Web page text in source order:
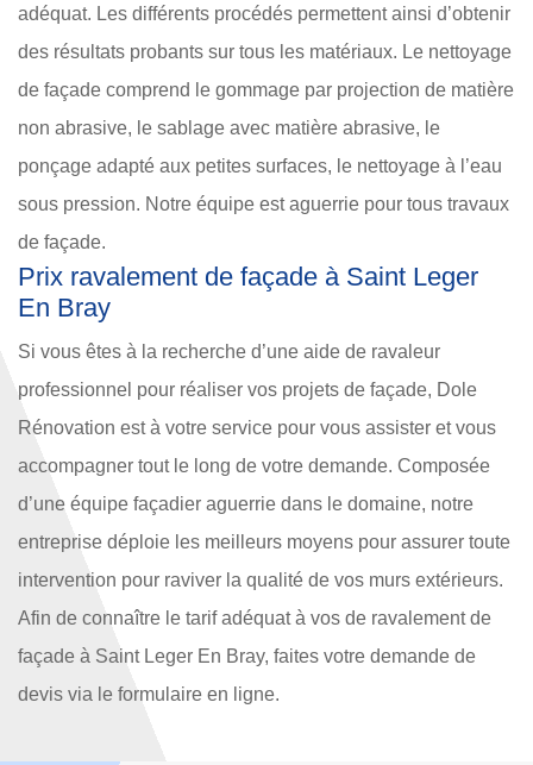
adéquat. Les différents procédés permettent ainsi d’obtenir
des résultats probants sur tous les matériaux. Le nettoyage
de façade comprend le gommage par projection de matière
non abrasive, le sablage avec matière abrasive, le
ponçage adapté aux petites surfaces, le nettoyage à l’eau
sous pression. Notre équipe est aguerrie pour tous travaux
de façade.
Prix ravalement de façade à Saint Leger
En Bray
Si vous êtes à la recherche d’une aide de ravaleur
professionnel pour réaliser vos projets de façade, Dole
Rénovation est à votre service pour vous assister et vous
accompagner tout le long de votre demande. Composée
d’une équipe façadier aguerrie dans le domaine, notre
entreprise déploie les meilleurs moyens pour assurer toute
intervention pour raviver la qualité de vos murs extérieurs.
Afin de connaître le tarif adéquat à vos de ravalement de
façade à Saint Leger En Bray, faites votre demande de
devis via le formulaire en ligne.